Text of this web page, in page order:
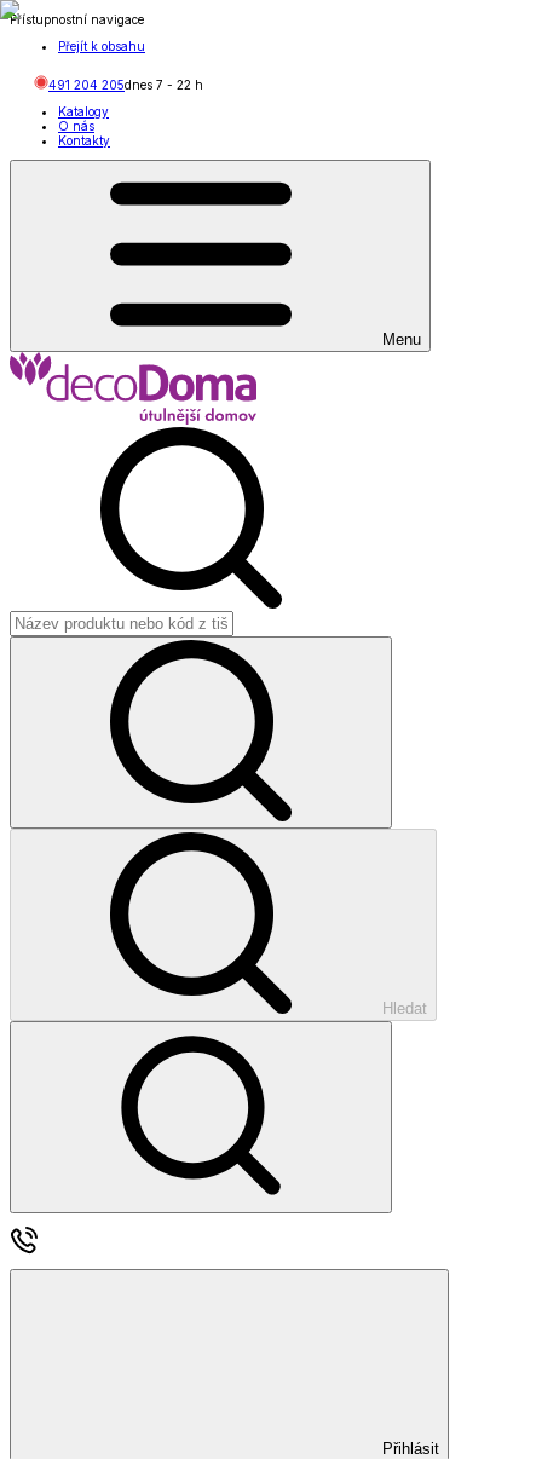
Přístupnostní navigace
Přejít k obsahu
491 204 205dnes 7 - 22 h
Katalogy
O nás
Kontakty
Menu
Hledat
Přihlásit